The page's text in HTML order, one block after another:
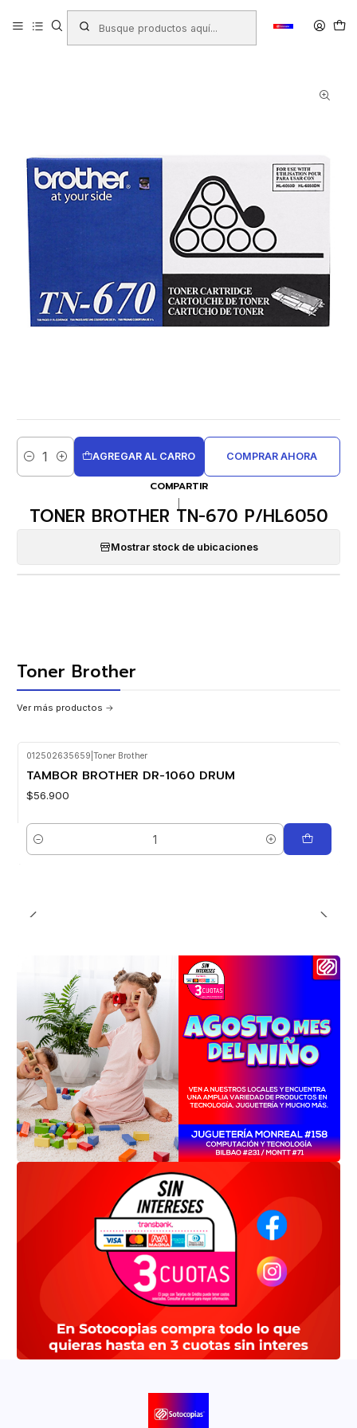
Productos TINTAS - TONER - CINTAS
Toner Para Impresora Toner Brother
TONER BROTHER TN-670 P/HL6050
Cantidad
AGREGAR AL CARRO COMPRAR AHORA
COMPARTIR
TONER BROTHER TN-670 P/HL6050
Mostrar stock de ubicaciones
Toner Brother
Ver más productos
012502635659 Toner Brother
TAMBOR BROTHER DR-1060 DRUM
$56.900
Cantidad